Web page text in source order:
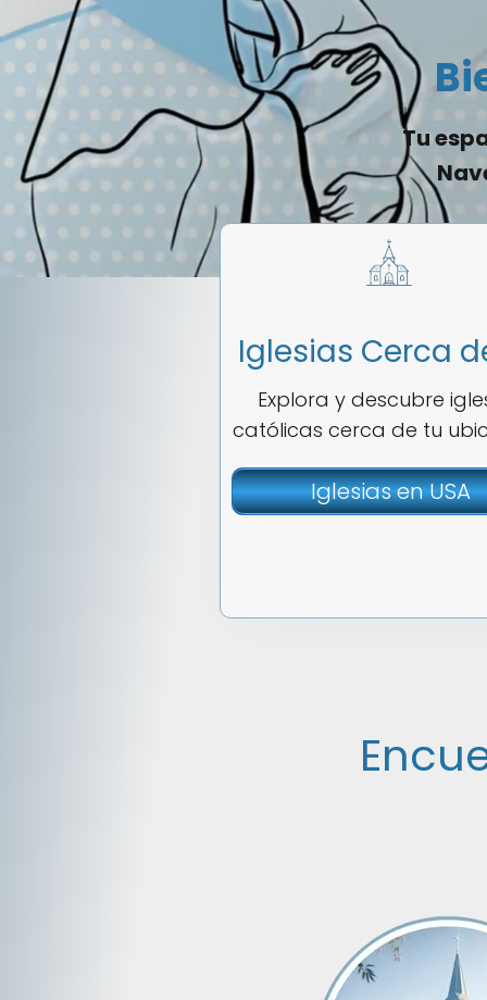
Tu
Iglesias Cerca
Explora y descubre
católicas cerca de tu
Iglesias en USA